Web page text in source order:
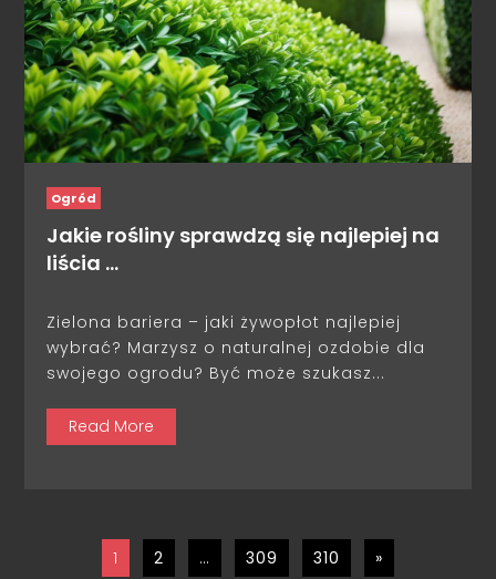
Ogród
Jakie rośliny sprawdzą się najlepiej na
liścia …
Zielona bariera – jaki żywopłot najlepiej
wybrać? Marzysz o naturalnej ozdobie dla
swojego ogrodu? Być może szukasz...
Read More
1 2 … 309 310 »